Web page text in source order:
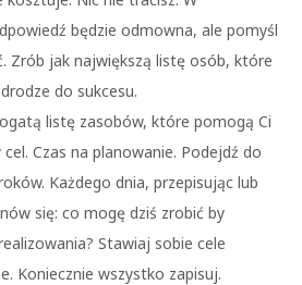
będzie odmowna, ale pomyśl
Zrób jak największą listę osób, które
do sukcesu.
listę zasobów, które pomogą Ci
Czas na planowanie. Podejdź do
Każdego dnia, przepisując lub
się: co mogę dziś zrobić by
Stawiaj sobie cele
Koniecznie wszystko zapisuj.